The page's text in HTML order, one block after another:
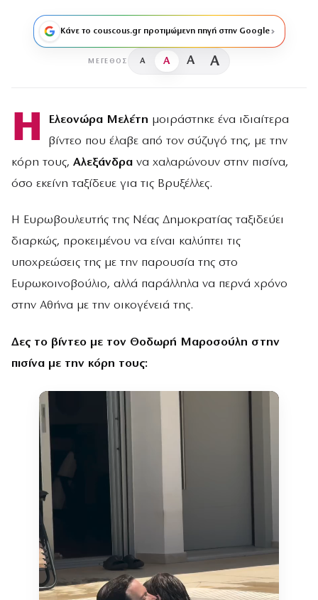
Κάνε το couscous.gr προτιμώμενη πηγή στην Google
ΜΈΓΕΘΟΣ A A A A
Η Ελεονώρα Μελέτη μοιράστηκε ένα ιδιαίτερα
βίντεο που έλαβε από τον σύζυγό της, με την
κόρη τους, Αλεξάνδρα να χαλαρώνουν στην πισίνα,
όσο εκείνη ταξίδευε για τις Βρυξέλλες.
Η Ευρωβουλευτής της Νέας Δημοκρατίας ταξιδεύει
διαρκώς, προκειμένου να είναι καλύπτει τις
υποχρεώσεις της με την παρουσία της στο
Ευρωκοινοβούλιο, αλλά παράλληλα να περνά χρόνο
στην Αθήνα με την οικογένειά της.
Δες το βίντεο με τον Θοδωρή Μαροσούλη στην
πισίνα με την κόρη τους: